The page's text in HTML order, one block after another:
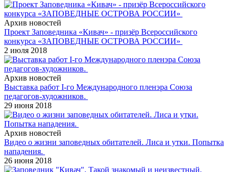
Архив новостей
Проект Заповедника «Кивач» - призёр Всероссийского
конкурса «ЗАПОВЕДНЫЕ ОСТРОВА РОССИИ»
2 июля 2018
Архив новостей
Выставка работ I-го Международного пленэра Союза
педагогов-художников.
29 июня 2018
Архив новостей
Видео о жизни заповедных обитателей. Лиса и утки. Попытка
нападения.
26 июня 2018